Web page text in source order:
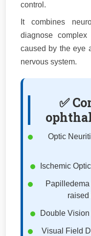
control.
It combines
diagnose
caused by the eye
nervous system.
✅
Optic
Ischemic
raised
Double
Visual Field